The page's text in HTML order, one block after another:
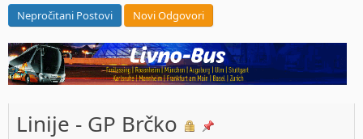
Nepročitani Postovi Novi Odgovori
Linije - GP Brčko